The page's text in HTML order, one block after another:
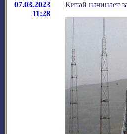
07.03.2023
11:28
Китай начинает